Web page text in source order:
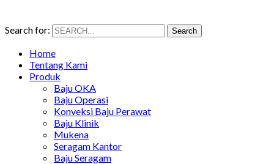
Search for: Search
Home
Tentang Kami
Produk
Baju OKA
Baju Operasi
Konveksi Baju Perawat
Baju Klinik
Mukena
Seragam Kantor
Baju Seragam